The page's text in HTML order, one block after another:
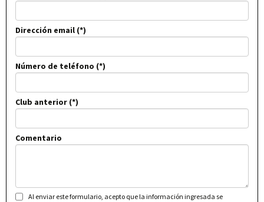
Dirección email
Número de teléfono
Club anterior
Comentario
Al enviar este formulario, acepto que la información ingresada se